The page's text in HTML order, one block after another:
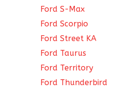
Ford S-Max
Ford Scorpio
Ford Street KA
Ford Taurus
Ford Territory
Ford Thunderbird